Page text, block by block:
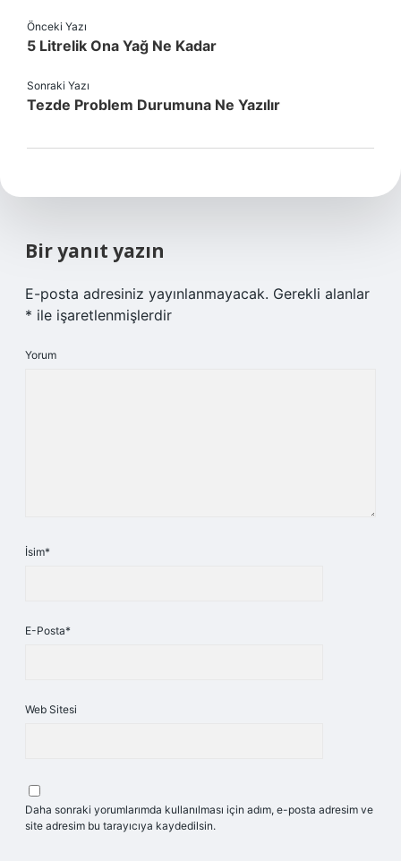
Önceki Yazı
5 Litrelik Ona Yağ Ne Kadar
Sonraki Yazı
Tezde Problem Durumuna Ne Yazılır
Bir yanıt yazın
E-posta adresiniz yayınlanmayacak. Gerekli alanlar
* ile işaretlenmişlerdir
Yorum
İsim*
E-Posta*
Web Sitesi
Daha sonraki yorumlarımda kullanılması için adım, e-posta adresim ve
site adresim bu tarayıcıya kaydedilsin.